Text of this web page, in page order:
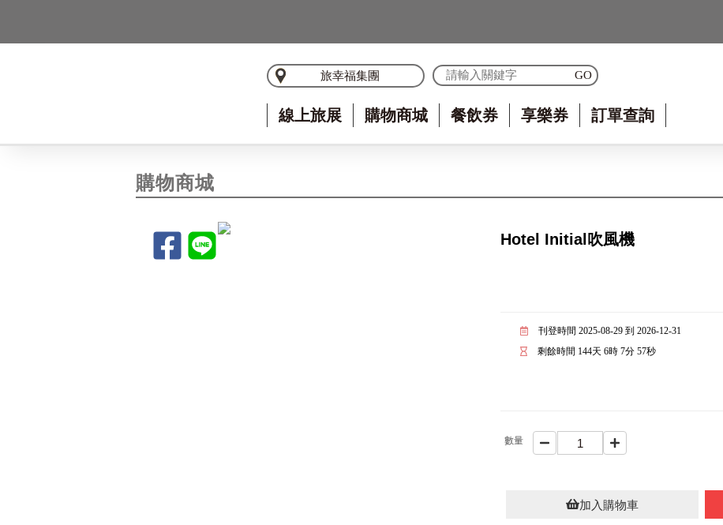
旅幸福集團
線上旅展 購物商城 餐飲券 享樂券 訂單查詢
購物商城
Hotel Initial吹風機
刊登時間 2025-08-29 到 2026-12-31
剩餘時間 144天 6時 7分 57秒
數量
加入購物車